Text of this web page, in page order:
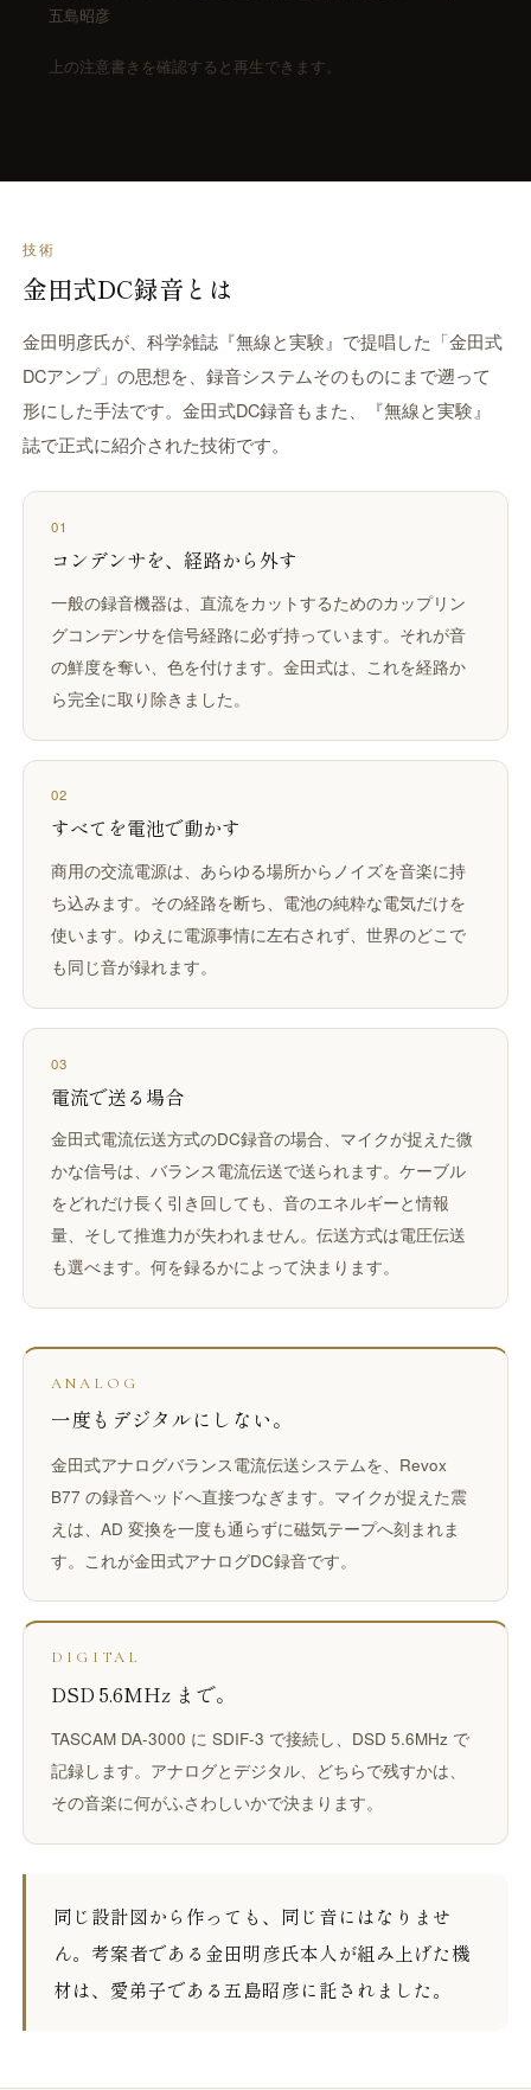
五島昭彦
上の注意書きを確認すると再生できます。
技術
金田式DC録音とは
金田明彦氏が、科学雑誌『無線と実験』で提唱した「金田式
DCアンプ」の思想を、録音システムそのものにまで遡って
形にした手法です。金田式DC録音もまた、『無線と実験』
誌で正式に紹介された技術です。
01
コンデンサを、経路から外す
一般の録音機器は、直流をカットするためのカップリン
グコンデンサを信号経路に必ず持っています。それが音
の鮮度を奪い、色を付けます。金田式は、これを経路か
ら完全に取り除きました。
02
すべてを電池で動かす
商用の交流電源は、あらゆる場所からノイズを音楽に持
ち込みます。その経路を断ち、電池の純粋な電気だけを
使います。ゆえに電源事情に左右されず、世界のどこで
も同じ音が録れます。
03
電流で送る場合
金田式電流伝送方式のDC録音の場合、マイクが捉えた微
かな信号は、バランス電流伝送で送られます。ケーブル
をどれだけ長く引き回しても、音のエネルギーと情報
量、そして推進力が失われません。伝送方式は電圧伝送
も選べます。何を録るかによって決まります。
ANALOG
一度もデジタルにしない。
金田式アナログバランス電流伝送システムを、Revox
B77 の録音ヘッドへ直接つなぎます。マイクが捉えた震
えは、AD 変換を一度も通らずに磁気テープへ刻まれま
す。これが金田式アナログDC録音です。
DIGITAL
DSD 5.6MHz まで。
TASCAM DA-3000 に SDIF-3 で接続し、DSD 5.6MHz で
記録します。アナログとデジタル、どちらで残すかは、
その音楽に何がふさわしいかで決まります。
同じ設計図から作っても、同じ音にはなりませ
ん。考案者である金田明彦氏本人が組み上げた機
材は、愛弟子である五島昭彦に託されました。